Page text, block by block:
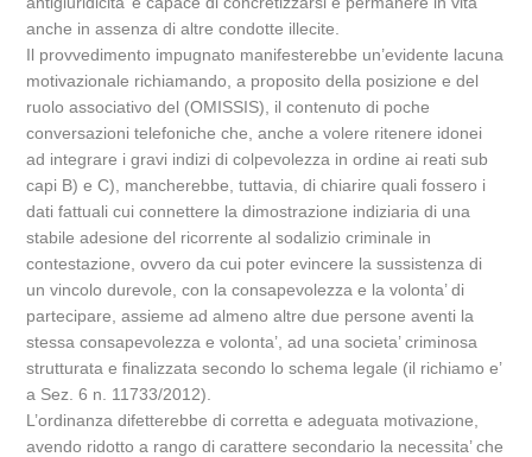
anche in assenza di altre condotte illecite.
Il provvedimento impugnato manifesterebbe un’evidente lacuna
motivazionale richiamando, a proposito della posizione e del
ruolo associativo del (OMISSIS), il contenuto di poche
conversazioni telefoniche che, anche a volere ritenere idonei
ad integrare i gravi indizi di colpevolezza in ordine ai reati sub
capi B) e C), mancherebbe, tuttavia, di chiarire quali fossero i
dati fattuali cui connettere la dimostrazione indiziaria di una
stabile adesione del ricorrente al sodalizio criminale in
contestazione, ovvero da cui poter evincere la sussistenza di
un vincolo durevole, con la consapevolezza e la volonta’ di
partecipare, assieme ad almeno altre due persone aventi la
stessa consapevolezza e volonta’, ad una societa’ criminosa
strutturata e finalizzata secondo lo schema legale (il richiamo e’
a Sez. 6 n. 11733/2012).
L’ordinanza difetterebbe di corretta e adeguata motivazione,
avendo ridotto a rango di carattere secondario la necessita’ che